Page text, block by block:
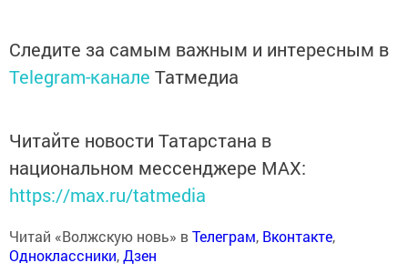
Следите за самым важным и интересным в
Telegram-канале Татмедиа
Читайте новости Татарстана в
национальном мессенджере MАХ:
https://max.ru/tatmedia
Читай «Волжскую новь» вТелеграм, Вконтакте,
Одноклассники,Дзен